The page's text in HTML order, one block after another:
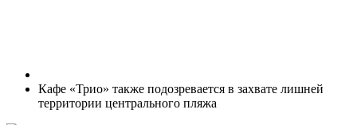
Кафе «Трио» также подозревается в захвате лишней
территории центрального пляжа